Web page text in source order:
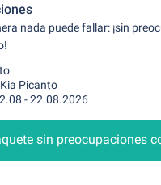
nada puede fallar: ¡sin
Picanto
- 22.08.2026
sin preocupaciones